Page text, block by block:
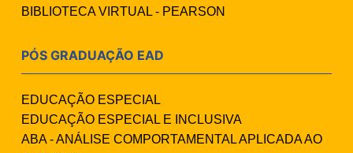
BIBLIOTECA VIRTUAL - PEARSON
PÓS GRADUAÇÃO EAD
EDUCAÇÃO ESPECIAL
EDUCAÇÃO ESPECIAL E INCLUSIVA
ABA - ANÁLISE COMPORTAMENTAL APLICADA AO